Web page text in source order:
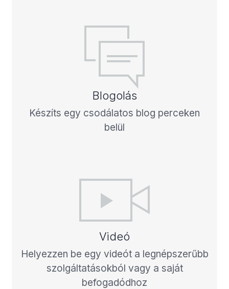
Blogolás
Készíts egy csodálatos blog perceken
belül
Videó
Helyezzen be egy videót a legnépszerűbb
szolgáltatásokból vagy a saját
befogadódhoz